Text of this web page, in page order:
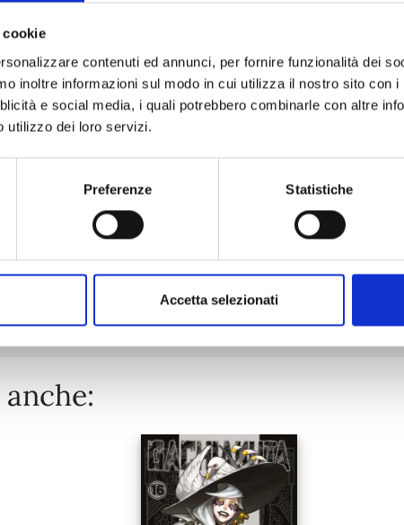
contenuti ed annunci, per fornire funzionalità dei
inoltre informazioni sul modo in cui utilizza il nostro sito con
e social media, i quali potrebbero combinarle con altre
utilizzo dei loro servizi.
Preferenze Statistiche
Accetta selezionati
ONE PIECE NEW EDITION n. 111